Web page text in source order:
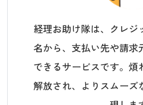
経理お助け隊は、クレジ
名から、支払い先や請求
できるサービスです。煩
解放され、よりスムーズ